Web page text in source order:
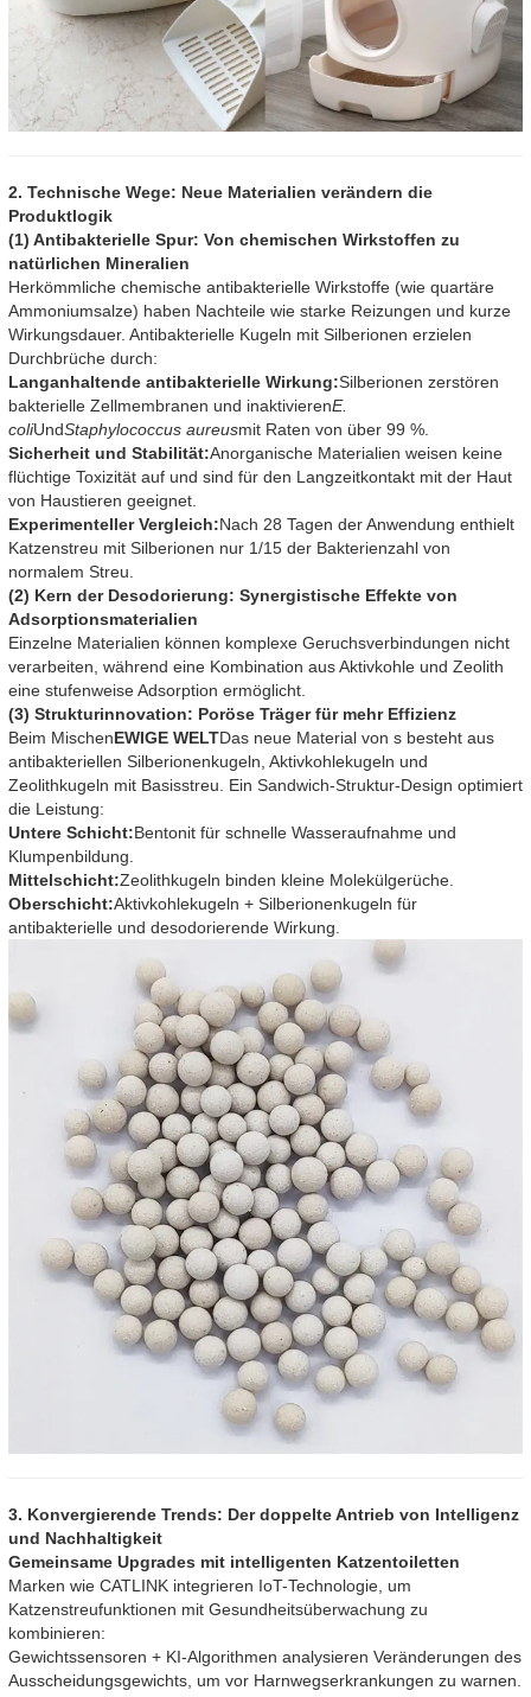
2. Technische Wege: Neue Materialien verändern die
Produktlogik
(1) Antibakterielle Spur: Von chemischen Wirkstoffen zu
natürlichen Mineralien
Herkömmliche chemische antibakterielle Wirkstoffe (wie quartäre
Ammoniumsalze) haben Nachteile wie starke Reizungen und kurze
Wirkungsdauer. Antibakterielle Kugeln mit Silberionen erzielen
Durchbrüche durch:
Langanhaltende antibakterielle Wirkung:Silberionen zerstören
bakterielle Zellmembranen und inaktivierenE.
coliUndStaphylococcus aureusmit Raten von über 99 %.
Sicherheit und Stabilität:Anorganische Materialien weisen keine
flüchtige Toxizität auf und sind für den Langzeitkontakt mit der Haut
von Haustieren geeignet.
Experimenteller Vergleich:Nach 28 Tagen der Anwendung enthielt
Katzenstreu mit Silberionen nur 1/15 der Bakterienzahl von
normalem Streu.
(2) Kern der Desodorierung: Synergistische Effekte von
Adsorptionsmaterialien
Einzelne Materialien können komplexe Geruchsverbindungen nicht
verarbeiten, während eine Kombination aus Aktivkohle und Zeolith
eine stufenweise Adsorption ermöglicht.
(3) Strukturinnovation: Poröse Träger für mehr Effizienz
Beim MischenEWIGE WELTDas neue Material von s besteht aus
antibakteriellen Silberionenkugeln, Aktivkohlekugeln und
Zeolithkugeln mit Basisstreu. Ein Sandwich-Struktur-Design optimiert
die Leistung:
Untere Schicht:Bentonit für schnelle Wasseraufnahme und
Klumpenbildung.
Mittelschicht:Zeolithkugeln binden kleine Molekülgerüche.
Oberschicht:Aktivkohlekugeln + Silberionenkugeln für
antibakterielle und desodorierende Wirkung.
3. Konvergierende Trends: Der doppelte Antrieb von Intelligenz
und Nachhaltigkeit
Gemeinsame Upgrades mit intelligenten Katzentoiletten
Marken wie CATLINK integrieren IoT-Technologie, um
Katzenstreufunktionen mit Gesundheitsüberwachung zu
kombinieren:
Gewichtssensoren + KI-Algorithmen analysieren Veränderungen des
Ausscheidungsgewichts, um vor Harnwegserkrankungen zu warnen.